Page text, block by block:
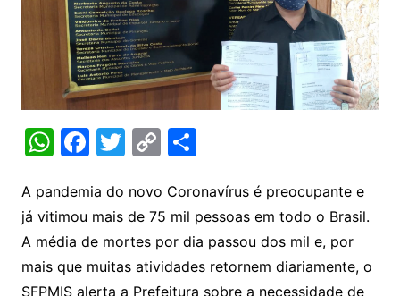
W
at
s
A
p
F
c
e
b
o
T
itt
er
C
p
y
Li
n
S
ar
e
A pandemia do novo Coronavírus é preocupante e
já vitimou mais de 75 mil pessoas em todo o Brasil.
A média de mortes por dia passou dos mil e, por
mais que muitas atividades retornem diariamente, o
SFPMIS alerta a Prefeitura sobre a necessidade de